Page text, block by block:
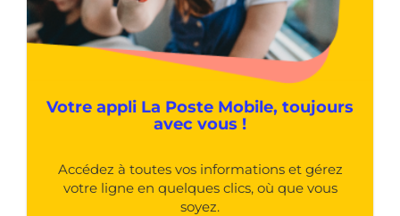
Votre appli La Poste Mobile, toujours
avec vous !
Accédez à toutes vos informations et gérez
votre ligne en quelques clics, où que vous
soyez.